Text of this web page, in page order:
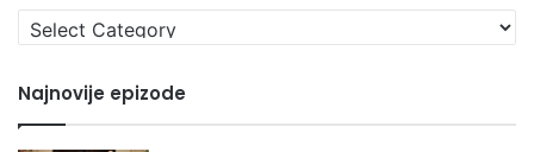
Izaberi
seriju
Najnovije epizode